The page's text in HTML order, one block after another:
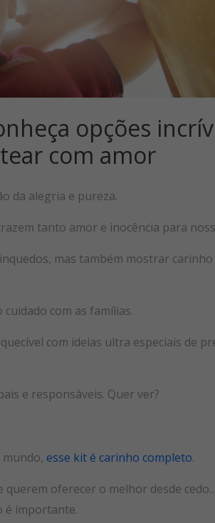
opções
com amor
da alegria e pureza.
tanto amor e inocência para
mas também mostrar carinho
com as famílias.
com ideias ultra especiais de
e responsáveis. Quer ver?
esse kit é carinho completo.
oferecer o melhor desde
é importante.